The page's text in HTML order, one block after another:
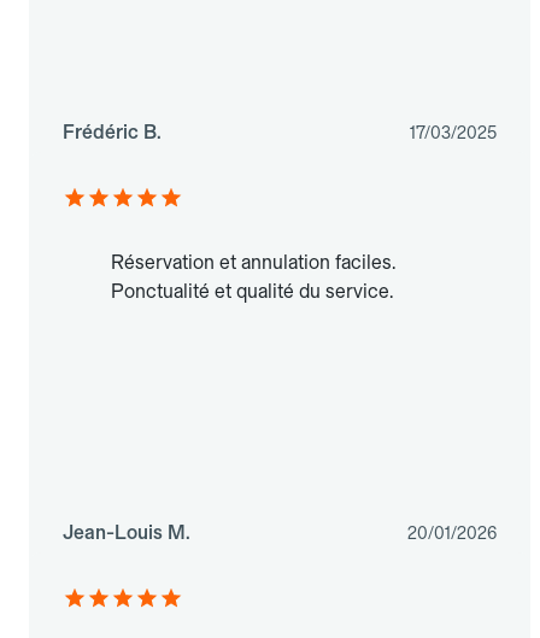
Frédéric B. 17/03/2025
Réservation et annulation faciles.
Ponctualité et qualité du service.
Jean-Louis M. 20/01/2026